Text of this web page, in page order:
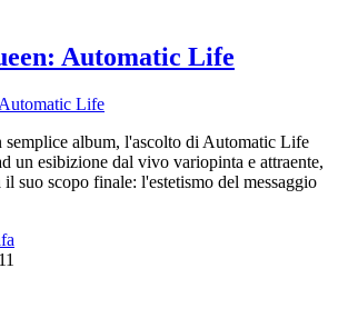
Automatic Life
semplice album, l'ascolto di Automatic Life
un esibizione dal vivo variopinta e attraente,
suo scopo finale: l'estetismo del messaggio